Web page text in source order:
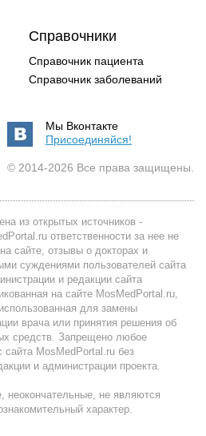
Справочники
Справочник пациента
Справочник заболеваний
Мы Вконтакте
Присоединяйся!
© 2014-2026 Все права защищены.
из открытых источников -
ответственности за нее не
сайте, отзывы о докторах и
суждениями пользователей сайта
и редакции сайта
на сайте MosMedPortal.ru,
для замены
врача или принятия решения об
средств. Запрещено любое
сайта MosMedPortal.ru без
и администрации проекта.
неокончательные, не являются
характер.